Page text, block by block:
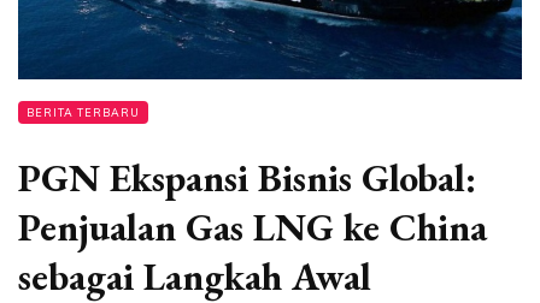
BERITA TERBARU
PGN Ekspansi Bisnis Global:
Penjualan Gas LNG ke China
sebagai Langkah Awal